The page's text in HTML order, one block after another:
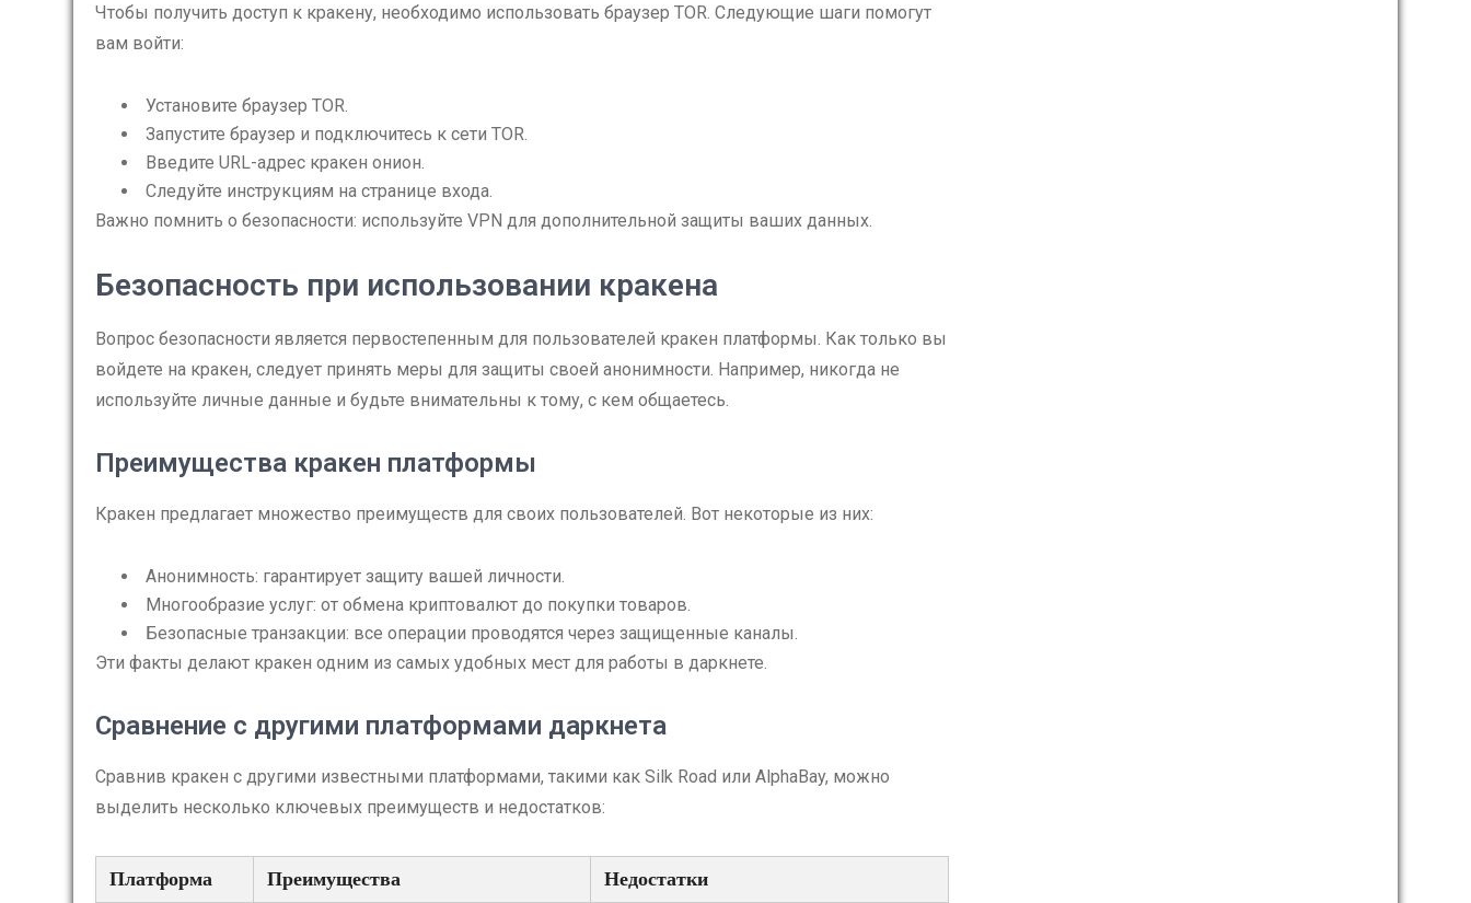
Чтобы получить доступ к кракену, необходимо использовать браузер TOR. Следующие шаги помогут
вам войти:
Установите браузер TOR.
Запустите браузер и подключитесь к сети TOR.
Введите URL-адрес кракен онион.
Следуйте инструкциям на странице входа.
Важно помнить о безопасности: используйте VPN для дополнительной защиты ваших данных.
Безопасность при использовании кракена
Вопрос безопасности является первостепенным для пользователей кракен платформы. Как только вы
войдете на кракен, следует принять меры для защиты своей анонимности. Например, никогда не
используйте личные данные и будьте внимательны к тому, с кем общаетесь.
Преимущества кракен платформы
Кракен предлагает множество преимуществ для своих пользователей. Вот некоторые из них:
Анонимность: гарантирует защиту вашей личности.
Многообразие услуг: от обмена криптовалют до покупки товаров.
Безопасные транзакции: все операции проводятся через защищенные каналы.
Эти факты делают кракен одним из самых удобных мест для работы в даркнете.
Сравнение с другими платформами даркнета
Сравнив кракен с другими известными платформами, такими как Silk Road или AlphaBay, можно
выделить несколько ключевых преимуществ и недостатков:
Платформа Преимущества Недостатки